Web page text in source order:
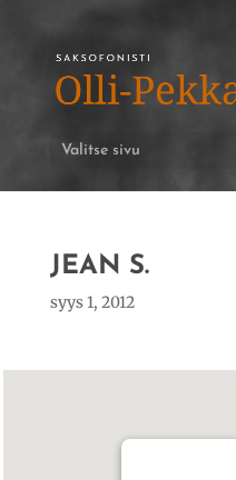
Valitse sivu
JEAN S.
syys 1, 2012